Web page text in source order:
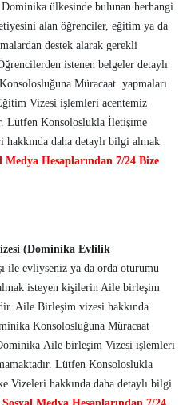
Dominika ülkesinde bulunan herhangi
alan öğrenciler, eğitim ya da
destek alarak gerekli
istenen belgeler detaylı
Müracaat yapmaları
Vizesi işlemleri acentemiz
Lütfen Konsoloslukla İletişime
daha detaylı bilgi almak
Medya Hesaplarından 7/24 Bize
(Dominika Evlilik
ile evliyseniz ya da orda oturumu
isteyen kişilerin Aile birleşim
Aile Birleşim vizesi hakkında
Konsolosluğuna Müracaat
Aile birleşim Vizesi işlemleri
Lütfen Konsoloslukla
Vizeleri hakkında daha detaylı bilgi